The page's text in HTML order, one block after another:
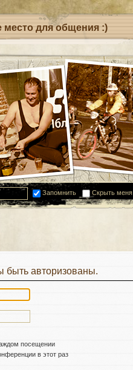
место для общения :)
Запомнить Скрыть меня
авторизованы.
посещении
в этот раз